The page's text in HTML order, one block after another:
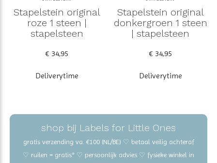
Stapelstein original
roze 1 steen |
stapelsteen
€ 34,95
Deliverytime
Stapelstein original
donkergroen 1 steen
| stapelsteen
€ 34,95
Deliverytime
shop bij Labels for Little Ones
gratis verzending va. €100 (NL/BE) ♡ betaal veilig achteraf
♡ ruilen = gratis* ♡ persoonlijk advies ♡ fysieke winkel in